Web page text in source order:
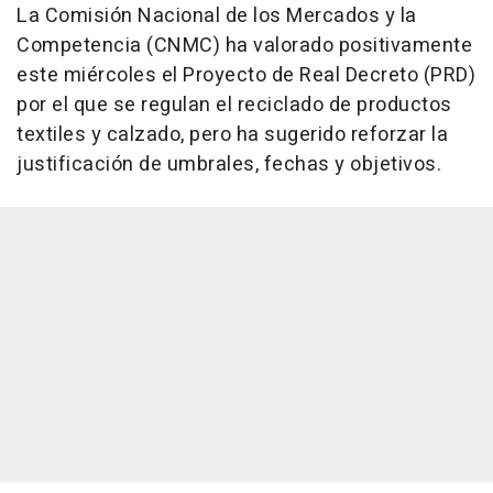
La Comisión Nacional de los Mercados y la
Competencia (CNMC) ha valorado positivamente
este miércoles el Proyecto de Real Decreto (PRD)
por el que se regulan el reciclado de productos
textiles y calzado, pero ha sugerido reforzar la
justificación de umbrales, fechas y objetivos.